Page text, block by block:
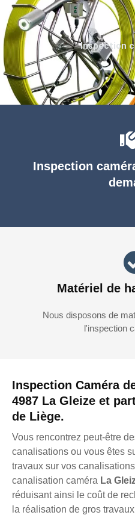
Inspection Caméra
4987 La Gleize et
de Liège.
Vous rencontrez peut-être
canalisations ou vous êtes
travaux sur vos
canalisation caméra La
réduisant ainsi le coût de
la réalisation de gros
Inspection
Matériel de
Nous disposons de
l'inspection
Inspection